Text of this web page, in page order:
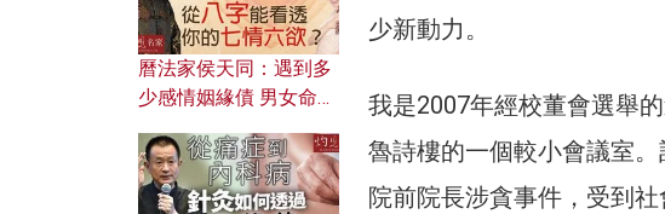
少新動力。
我是2007年經校董會選舉
魯詩樓的一個較小會議室
院前院長涉貪事件，受到
曆法家侯天同：遇到多
少感情姻緣債 男女命途
的七情六欲？